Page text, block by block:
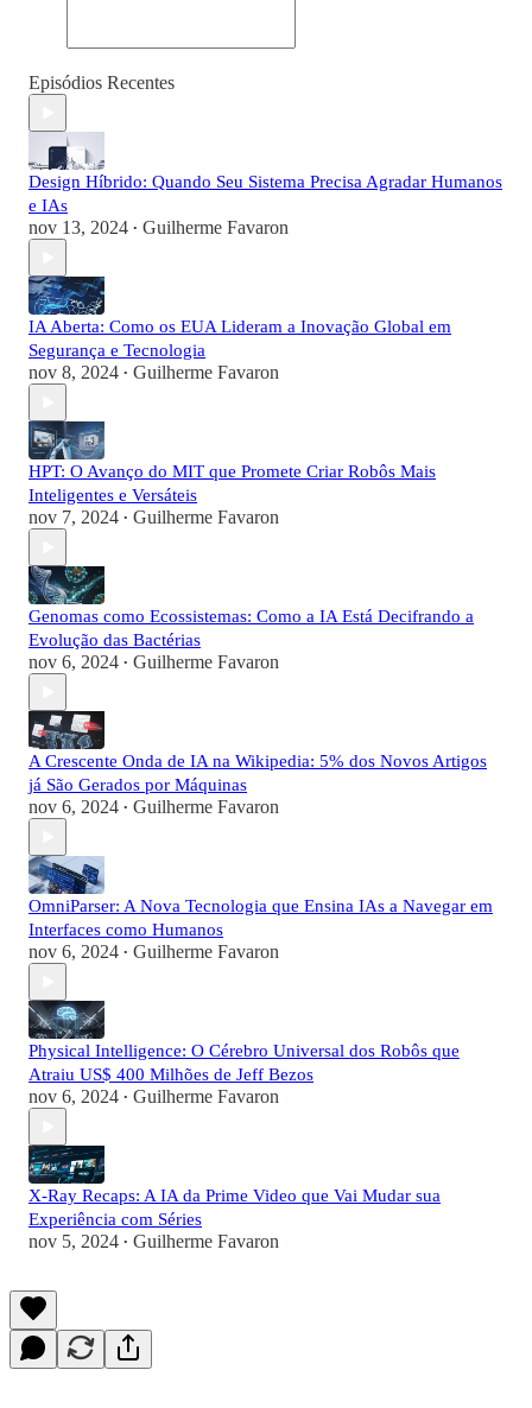
Episódios Recentes
Design Híbrido: Quando Seu Sistema Precisa Agradar Humanos
e IAs
nov 13, 2024 • Guilherme Favaron
IA Aberta: Como os EUA Lideram a Inovação Global em
Segurança e Tecnologia
nov 8, 2024 • Guilherme Favaron
HPT: O Avanço do MIT que Promete Criar Robôs Mais
Inteligentes e Versáteis
nov 7, 2024 • Guilherme Favaron
Genomas como Ecossistemas: Como a IA Está Decifrando a
Evolução das Bactérias
nov 6, 2024 • Guilherme Favaron
A Crescente Onda de IA na Wikipedia: 5% dos Novos Artigos
já São Gerados por Máquinas
nov 6, 2024 • Guilherme Favaron
OmniParser: A Nova Tecnologia que Ensina IAs a Navegar em
Interfaces como Humanos
nov 6, 2024 • Guilherme Favaron
Physical Intelligence: O Cérebro Universal dos Robôs que
Atraiu US$ 400 Milhões de Jeff Bezos
nov 6, 2024 • Guilherme Favaron
X-Ray Recaps: A IA da Prime Video que Vai Mudar sua
Experiência com Séries
nov 5, 2024 • Guilherme Favaron